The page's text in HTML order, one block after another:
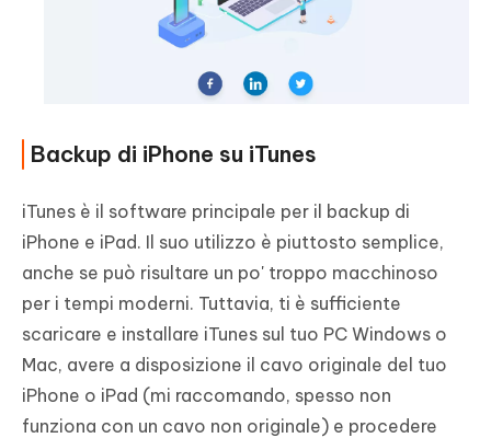
Backup di iPhone su iTunes
iTunes è il software principale per il backup di
iPhone e iPad. Il suo utilizzo è piuttosto semplice,
anche se può risultare un po' troppo macchinoso
per i tempi moderni. Tuttavia, ti è sufficiente
scaricare e installare iTunes sul tuo PC Windows o
Mac, avere a disposizione il cavo originale del tuo
iPhone o iPad (mi raccomando, spesso non
funziona con un cavo non originale) e procedere